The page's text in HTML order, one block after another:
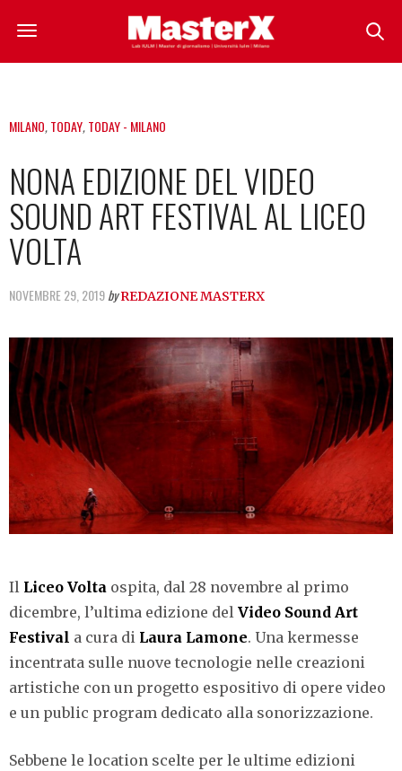
MILANO,TODAY,TODAY - MILANO
NONA EDIZIONE DEL VIDEO
SOUND ART FESTIVAL AL LICEO
VOLTA
NOVEMBRE 29, 2019by REDAZIONE MASTERX
Il Liceo Volta ospita, dal 28 novembre al primo
dicembre, l’ultima edizione del Video Sound Art
Festival a cura di Laura Lamone. Una kermesse
incentrata sulle nuove tecnologie nelle creazioni
artistiche con un progetto espositivo di opere video
e un public program dedicato alla sonorizzazione.
Sebbene le location scelte per le ultime edizioni